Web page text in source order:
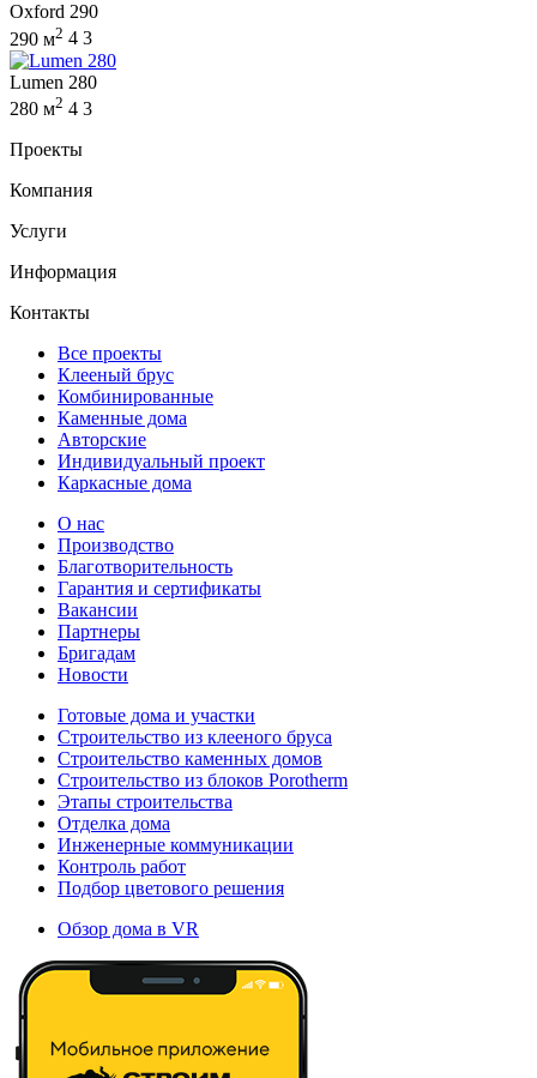
Oxford 290
290 м2 4 3
Lumen 280
280 м2 4 3
Проекты
Компания
Услуги
Информация
Контакты
Все проекты
Клееный брус
Комбинированные
Каменные дома
Авторские
Индивидуальный проект
Каркасные дома
О нас
Производство
Благотворительность
Гарантия и сертификаты
Вакансии
Партнеры
Бригадам
Новости
Готовые дома и участки
Строительство из клееного бруса
Строительство каменных домов
Строительство из блоков Porotherm
Этапы строительства
Отделка дома
Инженерные коммуникации
Контроль работ
Подбор цветового решения
Обзор дома в VR